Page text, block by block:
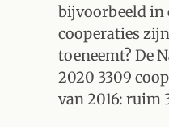
bijvoorbeeld in
cooperaties
toeneemt? De
2020 3309
van 2016: ruim